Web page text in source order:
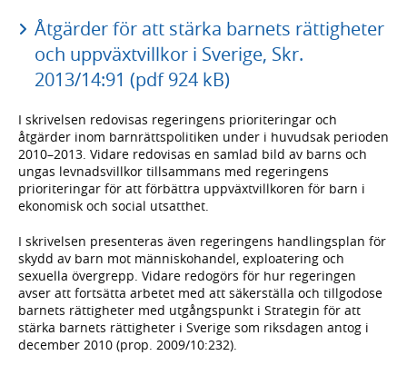
Åtgärder för att stärka barnets rättigheter
och uppväxtvillkor i Sverige, Skr.
2013/14:91 (pdf 924 kB)
I skrivelsen redovisas regeringens prioriteringar och
åtgärder inom barnrättspolitiken under i huvudsak perioden
2010–2013. Vidare redovisas en samlad bild av barns och
ungas levnadsvillkor tillsammans med regeringens
prioriteringar för att förbättra uppväxtvillkoren för barn i
ekonomisk och social utsatthet.
I skrivelsen presenteras även regeringens handlingsplan för
skydd av barn mot människohandel, exploatering och
sexuella övergrepp. Vidare redogörs för hur regeringen
avser att fortsätta arbetet med att säkerställa och tillgodose
barnets rättigheter med utgångspunkt i Strategin för att
stärka barnets rättigheter i Sverige som riksdagen antog i
december 2010 (prop. 2009/10:232).